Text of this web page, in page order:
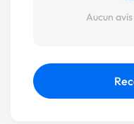
Aucun